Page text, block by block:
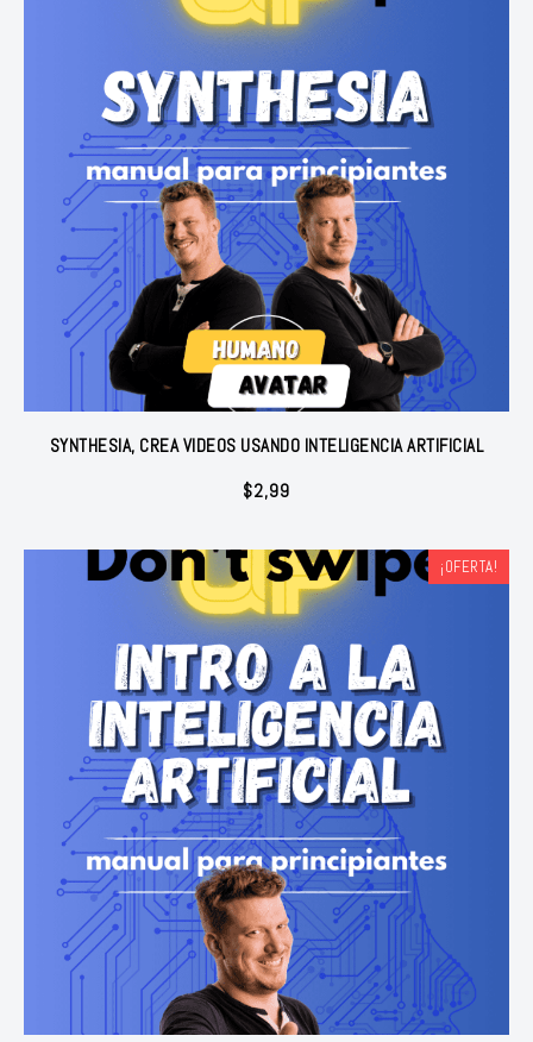
SYNTHESIA, CREA VIDEOS USANDO INTELIGENCIA ARTIFICIAL
$2,99
¡OFERTA!